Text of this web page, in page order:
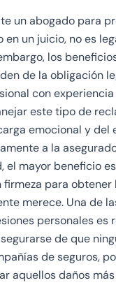
un abogado para
en un juicio, no es
los
de la obligación
con
este tipo de
emocional y del
a la
el mayor beneficio
para obtener
merece. Una de
personales es
de que
de seguros,
aquellos daños